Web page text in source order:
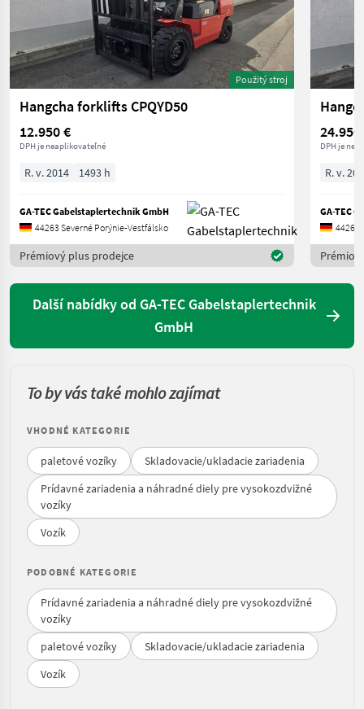
Použitý stroj
Hangcha forklifts CPQYD50
12.950 €
DPH je neaplikovateľné
R. v. 2014 1493 h
GA-TEC Gabelstaplertechnik GmbH
44263 Severné Porýnie-Vestfálsko
Prémiový plus prodejce
24.950
DPH je
R. v.
GA-TEC
44263
Další nabídky od GA-TEC Gabelstaplertechnik
GmbH
To by vás také mohlo zajímat
VHODNÉ KATEGORIE
paletové vozíky
Skladovacie/ukladacie zariadenia
Prídavné zariadenia a náhradné diely pre vysokozdvižné
vozíky
Vozík
PODOBNÉ KATEGORIE
Prídavné zariadenia a náhradné diely pre vysokozdvižné
vozíky
paletové vozíky
Skladovacie/ukladacie zariadenia
Vozík